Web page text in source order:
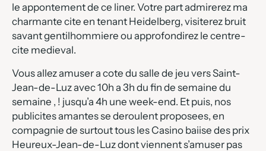
le appontement de ce liner. Votre part admirerez ma
charmante cite en tenant Heidelberg, visiterez bruit
savant gentilhommiere ou approfondirez le centre-
cite medieval.
Vous allez amuser a cote du salle de jeu vers Saint-
Jean-de-Luz avec 10h a 3h du fin de semaine du
semaine , ! jusqu’a 4h une week-end. Et puis, nos
publicites amantes se deroulent proposees, en
compagnie de surtout tous les Casino baiise des prix
Heureux-Jean-de-Luz dont viennent s’amuser pas